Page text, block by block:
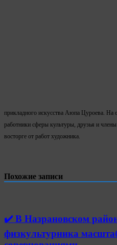
прикладного искусства Аюпа Цуроева. На
работники сферы культуры, друзья и
восторге от работ художника.
Похожие записи
✔️ В Назрановском
физкультурника